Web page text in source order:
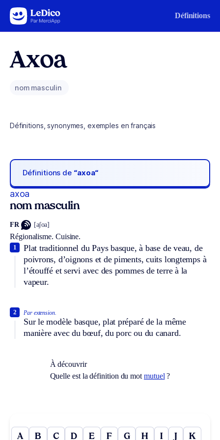
Aller au contenu Définitions
Axoa
nom masculin
Définitions, synonymes, exemples en français
Définitions de “axoa“
axoa
nom masculin
FR [aʃoa]
Régionalisme. Cuisine.
Plat traditionnel du Pays basque, à base de veau, de
poivrons, d’oignons et de piments, cuits longtemps à
l’étouffé et servi avec des pommes de terre à la
vapeur.
1
Par extension.
Sur le modèle basque, plat préparé de la même
manière avec du bœuf, du porc ou du canard.
2
À découvrir
Quelle est la définition du motmutuel ?
A B C D E F G H I J K